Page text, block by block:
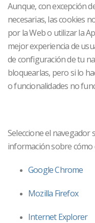
Aunque, con excepción
necesarias, las cookies
por la Web o utilizar la
mejor experiencia de
de configuración de tu
bloquearlas, pero si lo
o funcionalidades no
Seleccione el
información sobre cómo
Google Chrome
Mozilla Firefox
Internet Explorer